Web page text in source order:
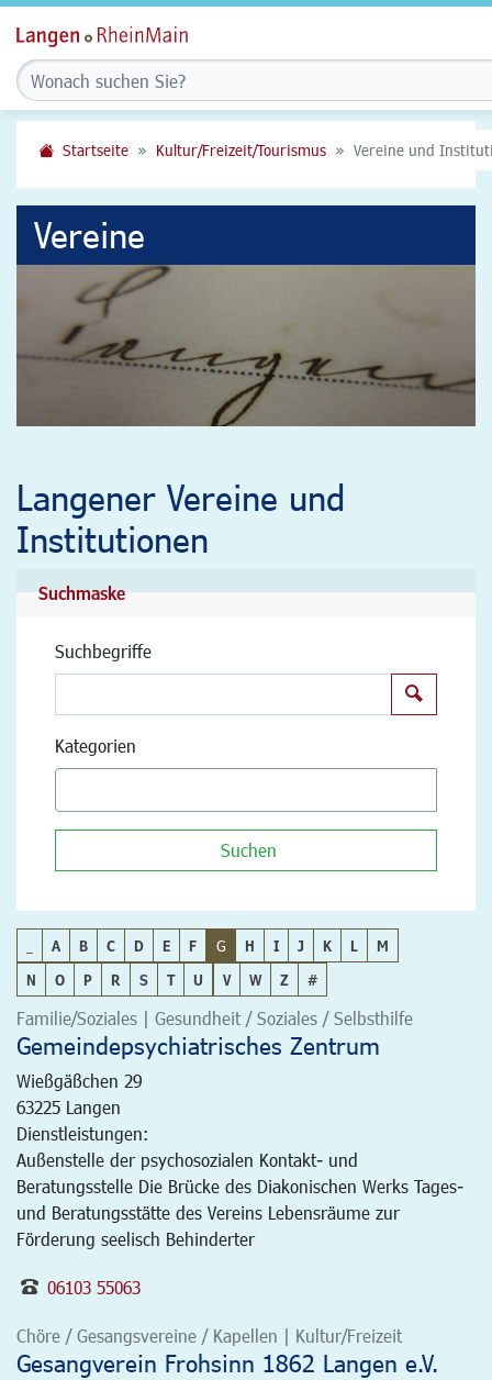
Startseite Kultur/Freizeit/Tourismus Vereine und
Vereine
Langener Vereine und
Institutionen
Suchmaske
Suchbegriffe
Kategorien
Suchen
A B C D E F G H I J K L
M
N
O P R S T U V W Z #
Familie/Soziales | Gesundheit / Soziales / Selbsthilfe
Gemeindepsychiatrisches Zentrum
Wießgäßchen 29
63225 Langen
Dienstleistungen:
Außenstelle der psychosozialen Kontakt- und
Beratungsstelle Die Brücke des Diakonischen Werks Tages-
und Beratungsstätte des Vereins Lebensräume zur
Förderung seelisch Behinderter
06103 55063
Chöre / Gesangsvereine / Kapellen | Kultur/Freizeit
Gesangverein Frohsinn 1862 Langen e.V.